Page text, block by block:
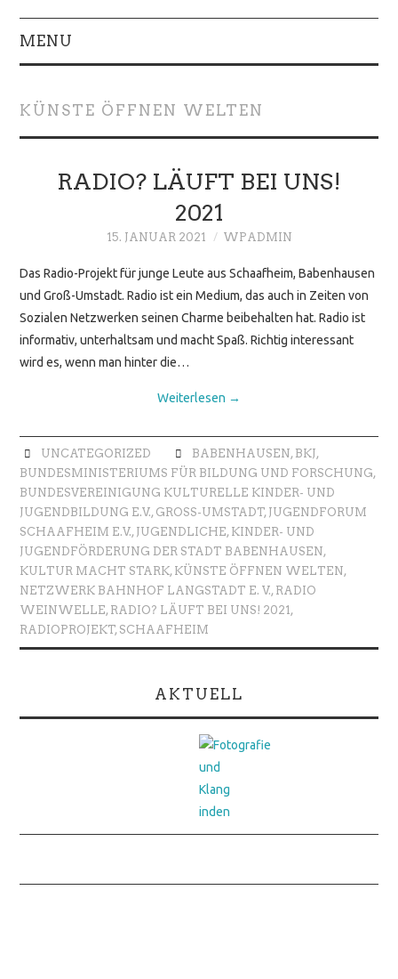
MENU
KÜNSTE ÖFFNEN WELTEN
RADIO? LÄUFT BEI UNS!
2021
15. JANUAR 2021 WPADMIN
Das Radio-Projekt für junge Leute aus Schaafheim, Babenhausen
und Groß-Umstadt. Radio ist ein Medium, das auch in Zeiten von
Sozialen Netzwerken seinen Charme beibehalten hat. Radio ist
informativ, unterhaltsam und macht Spaß. Richtig interessant
wird es, wenn man hinter die…
Weiterlesen →
UNCATEGORIZED BABENHAUSEN, BKJ,
BUNDESMINISTERIUMS FÜR BILDUNG UND FORSCHUNG,
BUNDESVEREINIGUNG KULTURELLE KINDER- UND
JUGENDBILDUNG E.V., GROSS-UMSTADT , JUGENDFORUM
SCHAAFHEIM E.V., JUGENDLICHE, KINDER- UND
JUGENDFÖRDERUNG DER STADT BABENHAUSEN,
KULTUR MACHT STARK, KÜNSTE ÖFFNEN WELTEN,
NETZWERK BAHNHOF LANGSTADT E. V., RADIO
WEINWELLE, RADIO? LÄUFT BEI UNS! 2021,
RADIOPROJEKT, SCHAAFHEIM
AKTUELL